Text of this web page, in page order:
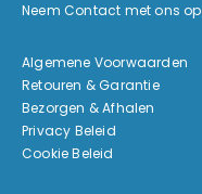
Neem Contact met ons op
Algemene Voorwaarden
Retouren & Garantie
Bezorgen & Afhalen
Privacy Beleid
Cookie Beleid